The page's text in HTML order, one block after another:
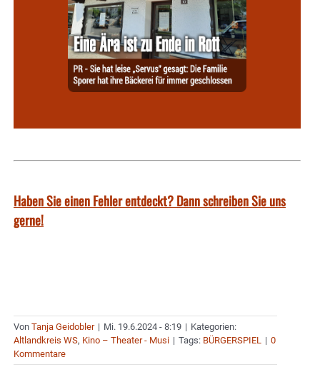
Haben Sie einen Fehler entdeckt? Dann schreiben Sie uns
gerne!
Von Tanja Geidobler | Mi. 19.6.2024 - 8:19 | Kategorien:
Altlandkreis WS, Kino – Theater - Musi | Tags: BÜRGERSPIEL | 0
Kommentare